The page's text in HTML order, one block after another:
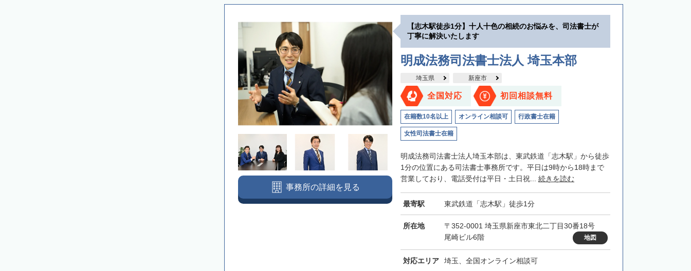
【志木駅徒歩1分】十人十色の相続のお悩みを、司法書士が
丁寧に解決いたします
明成法務司法書士法人 埼玉本部
埼玉県 新座市
全国対応 初回相談無料
在籍数10名以上 オンライン相談可 行政書士在籍
女性司法書士在籍
明成法務司法書士法人埼玉本部は、東武鉄道「志木駅」から徒歩
1分の位置にある司法書士事務所です。平日は9時から18時まで
営業しており、電話受付は平日・土日祝... 続きを読む
最寄駅 東武鉄道「志木駅」徒歩1分
所在地
〒352-0001 埼玉県新座市東北二丁目30番18号
尾崎ビル6階
地図
対応エリア 埼玉、全国オンライン相談可
事務所の詳細を見る